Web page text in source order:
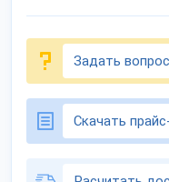
Задать вопрос
Скачать